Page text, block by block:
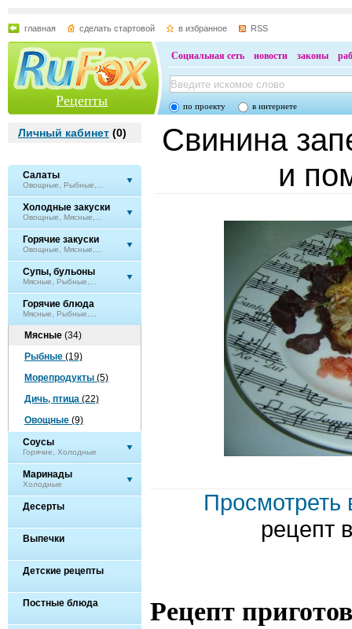
главная сделать стартовой в избранное RSS
Рецепты
Социальная сеть новости законы
по проекту в интернете
Личный кабинет (0)
Салаты
Овощные, Рыбные,...
Холодные закуски
Овощные, Мясные,...
Горячие закуски
Овощные, Мясные,...
Супы, бульоны
Мясные, Рыбные,...
Горячие блюда
Мясные, Рыбные,...
Мясные (34)
Рыбные (19)
Морепродукты (5)
Дичь, птица (22)
Овощные (9)
Соусы
Горячие, Холодные
Маринады
Холодные
Десерты
Выпечки
Детские рецепты
Постные блюда
Свинина
и
Просмотреть
рецепт
Рецепт